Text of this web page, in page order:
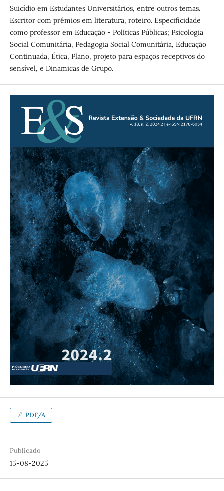
Suicídio em Estudantes Universitários, entre outros temas.
Escritor com prêmios em literatura, roteiro. Especificidade
como professor em Educação - Políticas Públicas; Psicologia
Social Comunitária, Pedagogia Social Comunitária, Educação
Continuada, Ética, Plano, projeto para espaços receptivos do
sensível, e Dinamicas de Grupo.
PDF/A
Publicado
15-08-2025